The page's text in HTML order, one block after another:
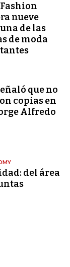
nueve
de las
de moda
que no
copias en
Alfredo
del área